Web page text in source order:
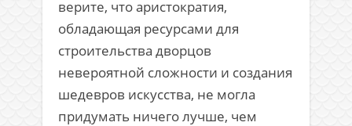
верите, что аристократия,
обладающая ресурсами для
строительства дворцов
невероятной сложности и создания
шедевров искусства, не могла
придумать ничего лучше, чем